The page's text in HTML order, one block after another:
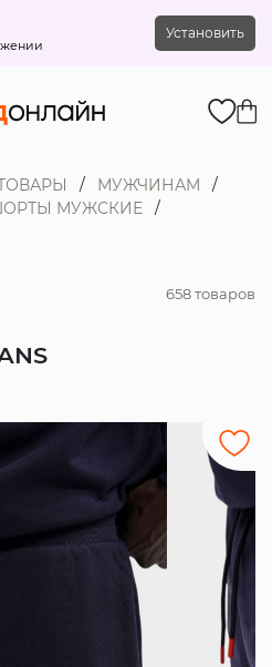
Установить
МУЖЧИНАМ
МУЖСКИЕ
658 товаров